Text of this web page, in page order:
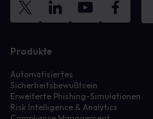
Produkte
Automatisiertes
Sicherheitsbewußtsein
Erweiterte Phishing-Simulationen
Risk Intelligence & Analytics